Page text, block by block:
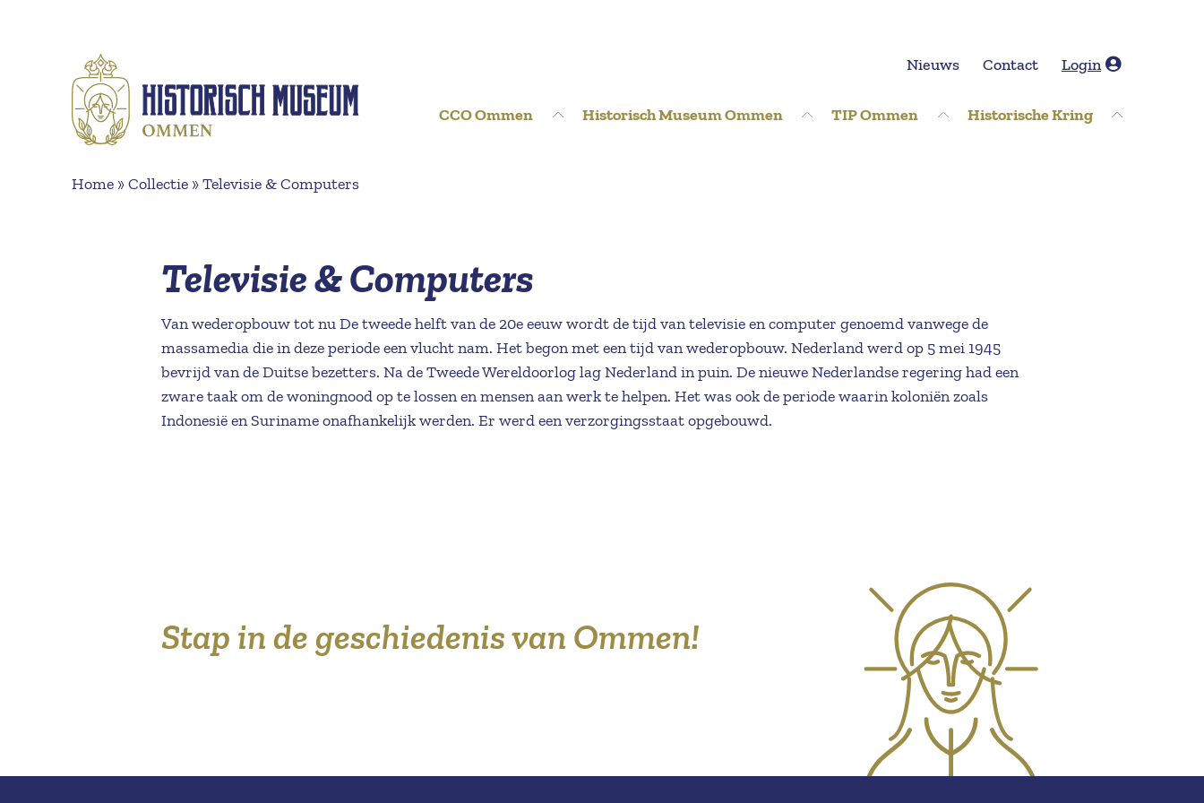
Nieuws Contact Login
CCO Ommen Historisch Museum Ommen TIP Ommen Historische Kring
Home »Collectie »Televisie & Computers
Televisie & Computers
Van wederopbouw tot nu De tweede helft van de 20e eeuw wordt de tijd van televisie en computer genoemd vanwege de
massamedia die in deze periode een vlucht nam. Het begon met een tijd van wederopbouw. Nederland werd op 5 mei 1945
bevrijd van de Duitse bezetters. Na de Tweede Wereldoorlog lag Nederland in puin. De nieuwe Nederlandse regering had een
zware taak om de woningnood op te lossen en mensen aan werk te helpen. Het was ook de periode waarin koloniën zoals
Indonesië en Suriname onafhankelijk werden. Er werd een verzorgingsstaat opgebouwd.
Stap in de geschiedenis van Ommen!